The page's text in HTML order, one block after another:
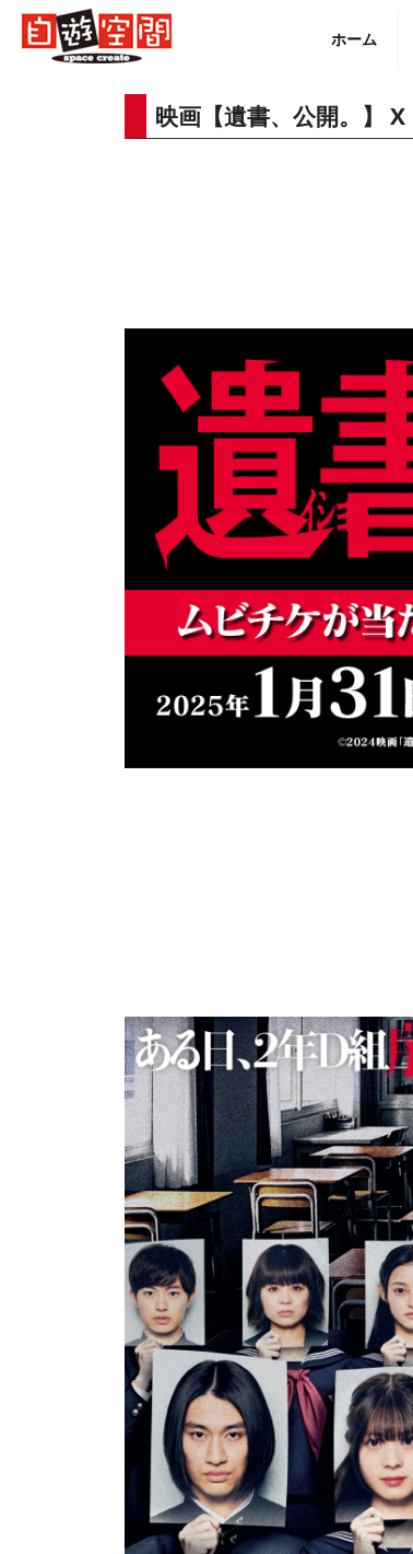
Skip
content
ホーム
映画【遺書、公開。】
English